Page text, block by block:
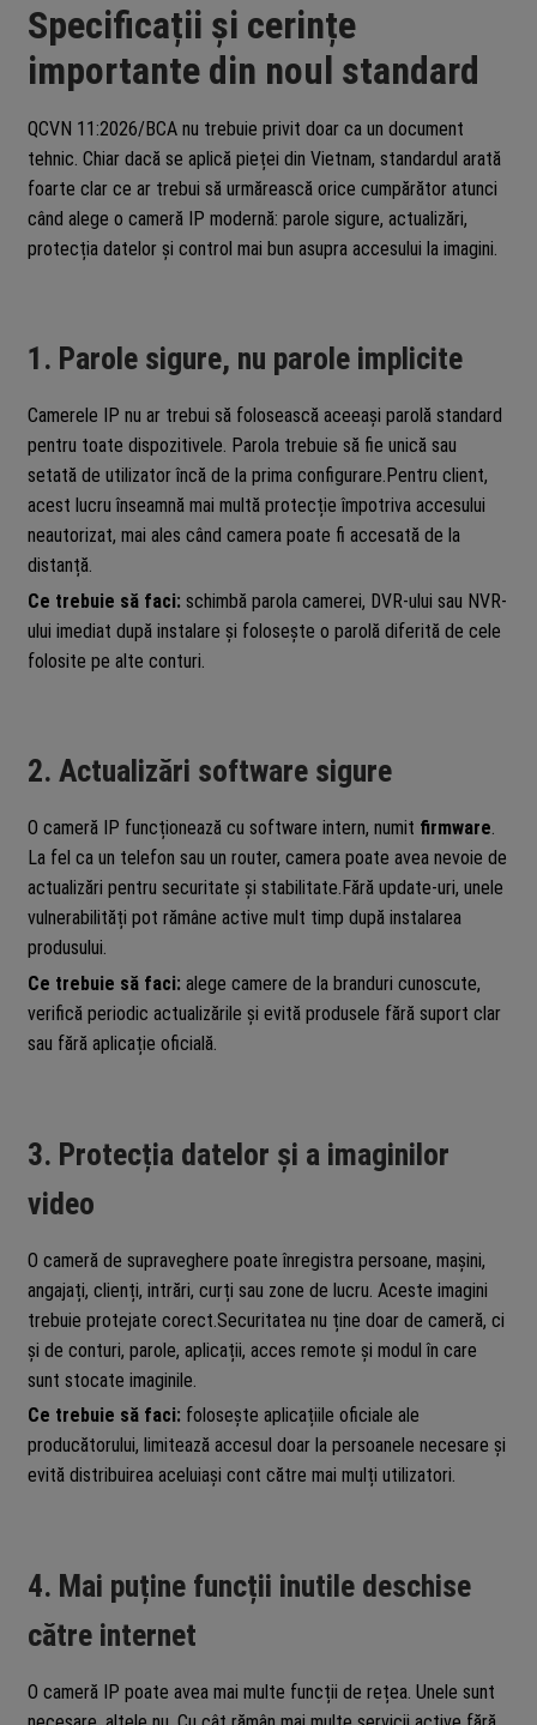
Specificații și cerințe
importante din noul standard
QCVN 11:2026/BCA nu trebuie privit doar ca un document
tehnic. Chiar dacă se aplică pieței din Vietnam, standardul arată
foarte clar ce ar trebui să urmărească orice cumpărător atunci
când alege o cameră IP modernă: parole sigure, actualizări,
protecția datelor și control mai bun asupra accesului la imagini.
1. Parole sigure, nu parole implicite
Camerele IP nu ar trebui să folosească aceeași parolă standard
pentru toate dispozitivele. Parola trebuie să fie unică sau
setată de utilizator încă de la prima configurare.Pentru client,
acest lucru înseamnă mai multă protecție împotriva accesului
neautorizat, mai ales când camera poate fi accesată de la
distanță.
Ce trebuie să faci:schimbă parola camerei, DVR-ului sau NVR-
ului imediat după instalare și folosește o parolă diferită de cele
folosite pe alte conturi.
2. Actualizări software sigure
O cameră IP funcționează cu software intern, numit firmware.
La fel ca un telefon sau un router, camera poate avea nevoie de
actualizări pentru securitate și stabilitate.Fără update-uri, unele
vulnerabilități pot rămâne active mult timp după instalarea
produsului.
Ce trebuie să faci:alege camere de la branduri cunoscute,
verifică periodic actualizările și evită produsele fără suport clar
sau fără aplicație oficială.
3. Protecția datelor și a imaginilor
video
O cameră de supraveghere poate înregistra persoane, mașini,
angajați, clienți, intrări, curți sau zone de lucru. Aceste imagini
trebuie protejate corect.Securitatea nu ține doar de cameră, ci
și de conturi, parole, aplicații, acces remote și modul în care
sunt stocate imaginile.
Ce trebuie să faci:folosește aplicațiile oficiale ale
producătorului, limitează accesul doar la persoanele necesare și
evită distribuirea aceluiași cont către mai mulți utilizatori.
4. Mai puține funcții inutile deschise
către internet
O cameră IP poate avea mai multe funcții de rețea. Unele sunt